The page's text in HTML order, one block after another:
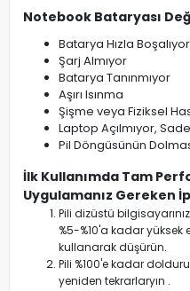
Notebook Bataryası
Batarya Hızla Boşalıyor
Şarj Almıyor
Batarya Tanınmıyor
Aşırı Isınma
Şişme veya Fiziksel
Laptop Açılmıyor,
Pil Döngüsünün
İlk Kullanımda Tam
Uygulamanız Gereken
Pili dizüstü
%5-%10'a kadar
kullanarak düşürün.
Pili %100'e kadar
yeniden tekrarlaryın .